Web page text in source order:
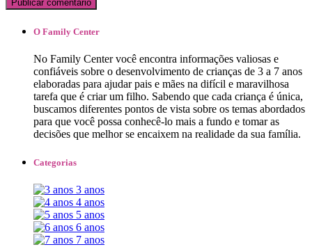
O Family Center
No ​​​​Family Center ​você encontra informações valiosas e
confiáveis sobre o desenvolvimento de crianças de 3 a 7 anos
elaboradas para ajudar pais e mães na difícil e maravilhosa
tarefa que é criar um filho.​ ​Sabe​ndo ​que cada criança ​é única,
buscamos diferentes pontos de vista sobre ​os temas abordados
para que você possa conhecê-lo mais a fundo e tomar as
decisões que melhor se encaixem ​na realidade da sua família.
Categorias
3 anos
4 anos
5 anos
6 anos
7 anos